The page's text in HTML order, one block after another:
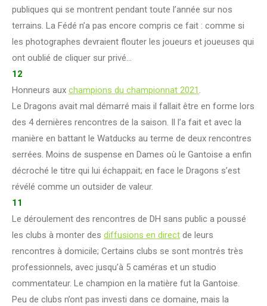
publiques qui se montrent pendant toute l’année sur nos
terrains. La Fédé n’a pas encore compris ce fait : comme si
les photographes devraient flouter les joueurs et joueuses qui
ont oublié de cliquer sur privé…
12
Honneurs aux champions du championnat 2021 .
Le Dragons avait mal démarré mais il fallait être en forme lors
des 4 dernières rencontres de la saison. Il l’a fait et avec la
manière en battant le Watducks au terme de deux rencontres
serrées. Moins de suspense en Dames où le Gantoise a enfin
décroché le titre qui lui échappait; en face le Dragons s’est
révélé comme un outsider de valeur.
11
Le déroulement des rencontres de DH sans public a poussé
les clubs à monter des diffusions en direct de leurs
rencontres à domicile; Certains clubs se sont montrés très
professionnels, avec jusqu’à 5 caméras et un studio
commentateur. Le champion en la matière fut la Gantoise.
Peu de clubs n’ont pas investi dans ce domaine, mais la